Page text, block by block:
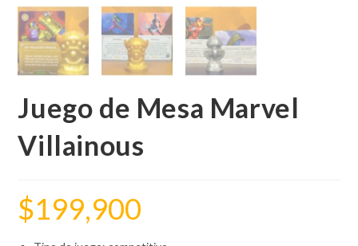
Juego de Mesa Marvel
Villainous
$199,900